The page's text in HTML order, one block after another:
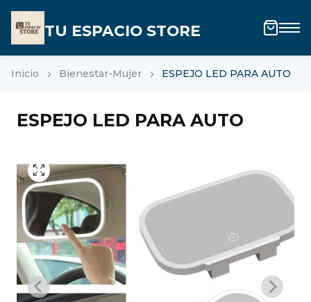
TU ESPACIO STORE
Inicio Bienestar-Mujer ESPEJO LED PARA AUTO
ESPEJO LED PARA AUTO